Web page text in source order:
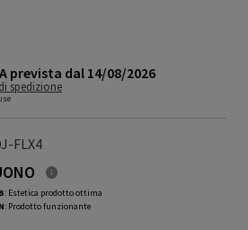
prevista dal 14/08/2026
spedizione
FLX4
B: Estetica prodotto ottima
N: Prodotto funzionante